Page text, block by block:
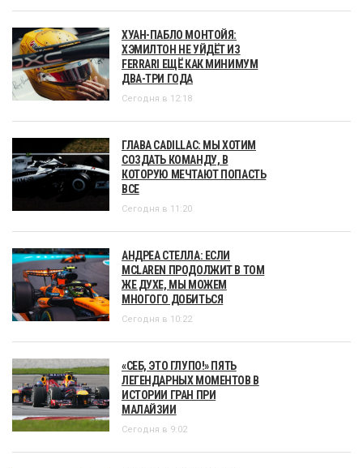
ХУАН-ПАБЛО МОНТОЙЯ:
ХЭМИЛТОН НЕ УЙДЁТ ИЗ
FERRARI ЕЩЁ КАК МИНИМУМ
ДВА-ТРИ ГОДА
Сегодня в 12:18
ГЛАВА CADILLAC: МЫ ХОТИМ
СОЗДАТЬ КОМАНДУ, В
КОТОРУЮ МЕЧТАЮТ ПОПАСТЬ
ВСЕ
Сегодня в 11:20
АНДРЕА СТЕЛЛА: ЕСЛИ
MCLAREN ПРОДОЛЖИТ В ТОМ
ЖЕ ДУХЕ, МЫ МОЖЕМ
МНОГОГО ДОБИТЬСЯ
Сегодня в 10:22
«СЕБ, ЭТО ГЛУПО!» ПЯТЬ
ЛЕГЕНДАРНЫХ МОМЕНТОВ В
ИСТОРИИ ГРАН ПРИ
МАЛАЙЗИИ
Сегодня в 9:02